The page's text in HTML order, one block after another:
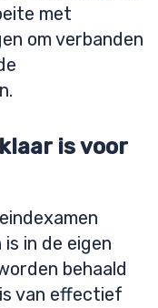
met
om verbanden
is voor
is in de eigen
behaald
van effectief